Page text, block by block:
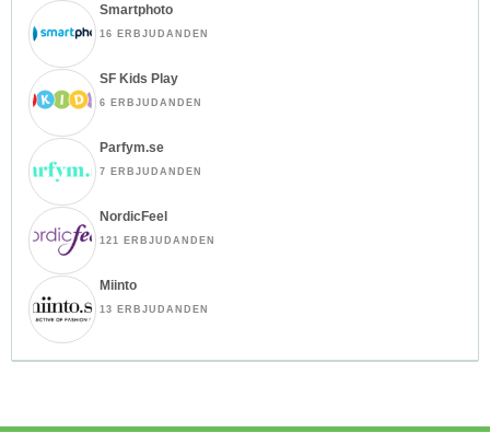
Smartphoto
16 ERBJUDANDEN
SF Kids Play
6 ERBJUDANDEN
Parfym.se
7 ERBJUDANDEN
NordicFeel
121 ERBJUDANDEN
Miinto
13 ERBJUDANDEN